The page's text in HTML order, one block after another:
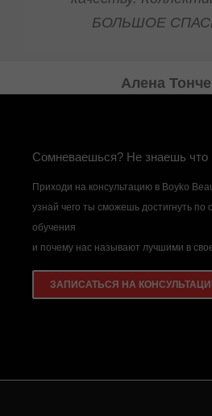
никогда не смогу
Курс
нашим